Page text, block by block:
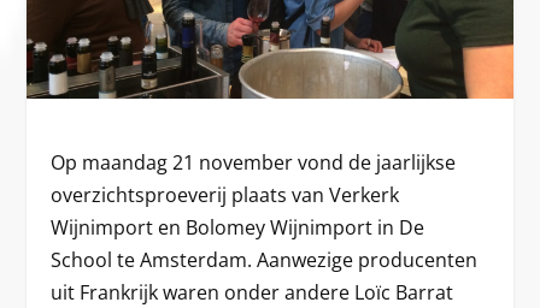
Op maandag 21 november vond de jaarlijkse
overzichtsproeverij plaats van Verkerk
Wijnimport en Bolomey Wijnimport in De
School te Amsterdam. Aanwezige producenten
uit Frankrijk waren onder andere Loïc Barrat